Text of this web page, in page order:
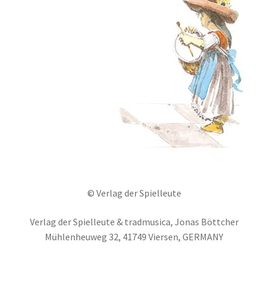
© Verlag der Spielleute
Verlag der Spielleute & tradmusica, Jonas Böttcher
Mühlenheuweg 32, 41749 Viersen, GERMANY